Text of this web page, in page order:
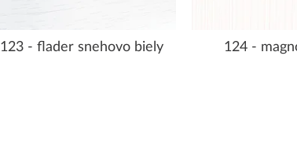
123 - flader snehovo biely 124 -